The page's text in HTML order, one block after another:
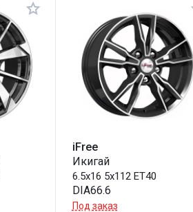
iFree
Икигай
6.5x16 5x112 ET40
DIA66.6
Под заказ